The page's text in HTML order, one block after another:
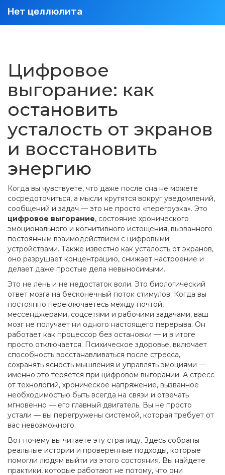
Нет целлюлита
Цифровое
выгорание: как
остановить
усталость от экранов
и восстановить
энергию
Когда вы чувствуете, что даже после сна не можете
сосредоточиться, а мысли крутятся вокруг уведомлений,
сообщений и задач — это не просто «перегрузка». Это
цифровое выгорание, состояние хронического
эмоционального и когнитивного истощения, вызванного
постоянным взаимодействием с цифровыми
устройствами. Также известно как усталость от экранов,
оно разрушает концентрацию, снижает настроение и
делает даже простые дела невыносимыми.
Это не лень и не недостаток воли. Это биологический
ответ мозга на бесконечный поток стимулов. Когда вы
постоянно переключаетесь между почтой,
мессенджерами, соцсетями и рабочими задачами, ваш
мозг не получает ни одного настоящего перерыва. Он
работает как процессор без остановки — и в итоге
просто отключается. Психическое здоровье, включает
способность восстанавливаться после стресса,
сохранять ясность мышления и управлять эмоциями —
именно это теряется при цифровом выгорании. А стресс
от технологий, хроническое напряжение, вызванное
необходимостью быть всегда на связи и отвечать
мгновенно — его главный двигатель. Вы не просто
устали — вы перегружены системой, которая требует от
вас невозможного.
Вот почему вы читаете эту страницу. Здесь собраны
реальные истории и проверенные подходы, которые
помогли людям выйти из этого состояния. Вы найдете
практики, которые работают не потому, что они